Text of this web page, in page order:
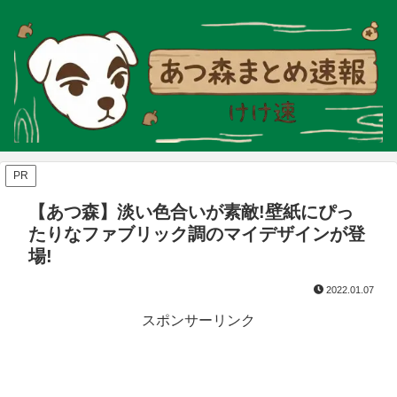
PR
【あつ森】淡い色合いが素敵!壁紙にぴっ
たりなファブリック調のマイデザインが登
場!
2022.01.07
スポンサーリンク